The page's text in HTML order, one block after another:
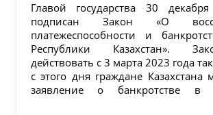
Главой государства 30
подписан Закон «О
платежеспособности и
Республики Казахстан».
действовать с 3 марта 2023 года
с этого дня граждане Казахстана
заявление о банкротстве в